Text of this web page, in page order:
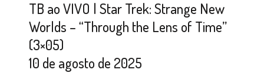
TB ao VIVO | Star Trek: Strange New
Worlds – “Through the Lens of Time”
(3×05)
10 de agosto de 2025